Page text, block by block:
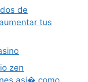
de
tus
zen
asi� como